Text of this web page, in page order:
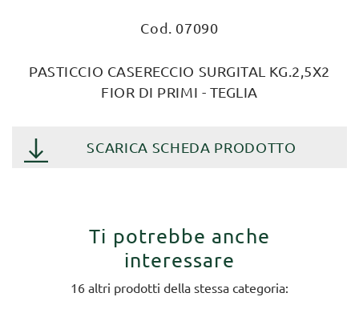
Cod. 07090
PASTICCIO CASERECCIO SURGITAL KG.2,5X2
FIOR DI PRIMI - TEGLIA
SCARICA SCHEDA PRODOTTO
Ti potrebbe anche
interessare
16 altri prodotti della stessa categoria: